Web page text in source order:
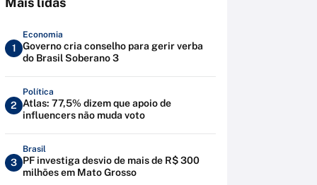
1
Economia
Governo cria conselho para gerir verba
do Brasil Soberano 3
2
Política
Atlas: 77,5% dizem que apoio de
influencers não muda voto
3
Brasil
PF investiga desvio de mais de R$ 300
milhões em Mato Grosso